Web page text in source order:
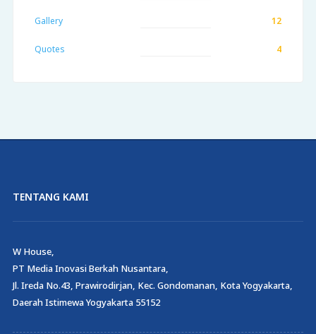
Gallery 12
Quotes 4
TENTANG KAMI
W House,
PT Media Inovasi Berkah Nusantara,
Jl. Ireda No.43, Prawirodirjan, Kec. Gondomanan, Kota Yogyakarta,
Daerah Istimewa Yogyakarta 55152